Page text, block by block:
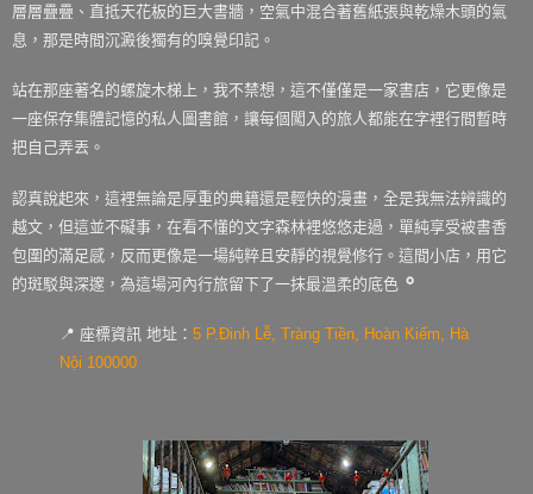
層層疊疊、直抵天花板的巨大書牆，空氣中混合著舊紙張與乾燥木頭的氣
息，那是時間沉澱後獨有的嗅覺印記。
站在那座著名的螺旋木梯上，我不禁想，這不僅僅是一家書店，它更像是
一座保存集體記憶的私人圖書館，讓每個闖入的旅人都能在字裡行間暫時
把自己弄丟。
認真說起來，這裡無論是厚重的典籍還是輕快的漫畫，全是我無法辨識的
越文，但這並不礙事，在看不懂的文字森林裡悠悠走過，單純享受被書香
包圍的滿足感，反而更像是一場純粹且安靜的視覺修行。這間小店，用它
的斑駁與深邃，為這場河內行旅留下了一抹最溫柔的底色 。
📍 座標資訊 地址 ： 5 P.Đinh Lễ, Tràng Tiền, Hoàn Kiếm, Hà
Nội 100000